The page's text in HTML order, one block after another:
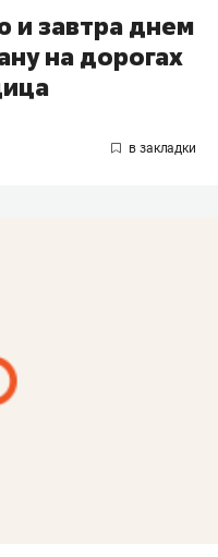
и завтра днем
на дорогах